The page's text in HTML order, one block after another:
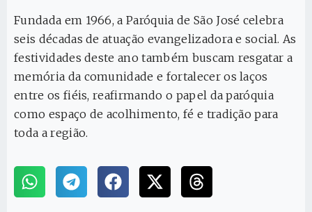
Fundada em 1966, a Paróquia de São José celebra
seis décadas de atuação evangelizadora e social. As
festividades deste ano também buscam resgatar a
memória da comunidade e fortalecer os laços
entre os fiéis, reafirmando o papel da paróquia
como espaço de acolhimento, fé e tradição para
toda a região.